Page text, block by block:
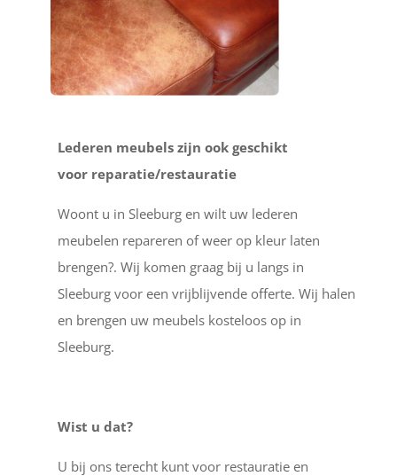
Lederen meubels zijn ook geschikt
voor reparatie/restauratie
Woont u in Sleeburg en wilt uw lederen
meubelen repareren of weer op kleur laten
brengen?. Wij komen graag bij u langs in
Sleeburg voor een vrijblijvende offerte. Wij halen
en brengen uw meubels kosteloos op in
Sleeburg.
Wist u dat?
U bij ons terecht kunt voor restauratie en